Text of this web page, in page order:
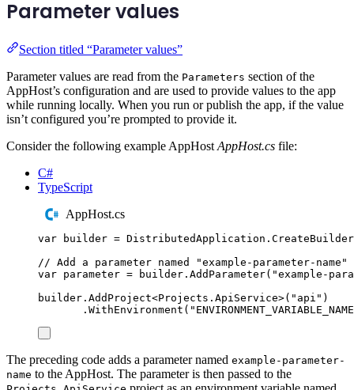
Parameter values
Section titled “Parameter values”
Parameter values are read from the Parameters section of the
AppHost’s configuration and are used to provide values to the app
while running locally. When you run or publish the app, if the value
isn’t configured you’re prompted to provide it.
Consider the following example AppHost AppHost.cs file:
C#
TypeScript
AppHost.cs
var builder = DistributedApplication . CreateBuilder
// Add a parameter named "example-parameter-name"
var parameter = builder . AddParameter( "example-
builder . AddProject<Projects . ApiService>( " api " )
. WithEnvironment ( " ENVIRONMENT_VARIABLE_NAME
The preceding code adds a parameter named example-parameter-
name to the AppHost. The parameter is then passed to the